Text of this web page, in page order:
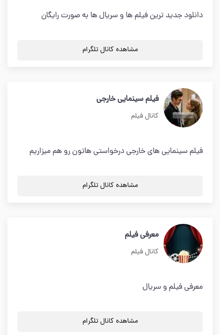
دانلود جدید ترین فیلم ها و سریال ها به صورت رایگان
مشاهده کانال تلگرام
فیلم سینمایی خارجی
کانال فیلم
فیلم سینمایی های خارجی درخواستی هاتون رو هم میزاریم
مشاهده کانال تلگرام
معرفی فیلم
کانال فیلم
معرفی فیلم و سریال
مشاهده کانال تلگرام